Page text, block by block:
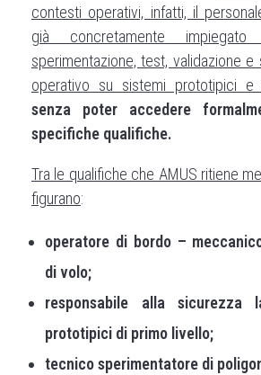
contesti operativi, infatti, il
già concretamente
sperimentazione, test, validazione
operativo su sistemi prototipici e
senza poter accedere
specifiche qualifiche.
Tra le qualifiche che AMUS ritiene
figurano:
operatore di bordo –
di volo;
responsabile alla sicurezza
prototipici di primo livello;
tecnico sperimentatore di